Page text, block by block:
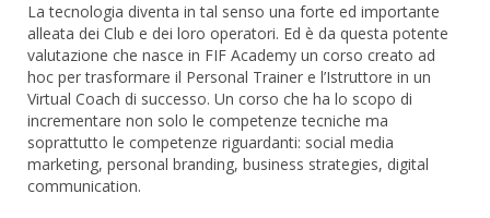
La tecnologia diventa in tal senso una forte ed importante
alleata dei Club e dei loro operatori. Ed è da questa potente
valutazione che nasce in FIF Academy un corso creato ad
hoc per trasformare il Personal Trainer e l’Istruttore in un
Virtual Coach di successo. Un corso che ha lo scopo di
incrementare non solo le competenze tecniche ma
soprattutto le competenze riguardanti: social media
marketing, personal branding, business strategies, digital
communication.